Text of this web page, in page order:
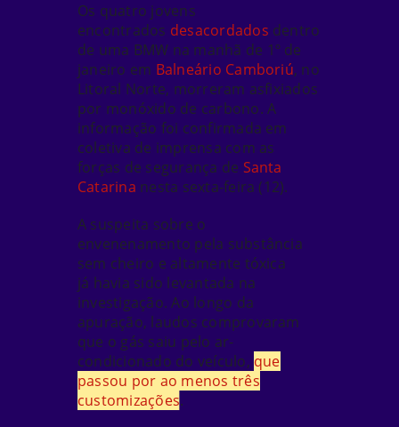
Os quatro jovens
encontrados desacordados dentro
de uma BMW na manhã de 1º de
janeiro em Balneário Camboriú, no
Litoral Norte, morreram asfixiados
por monóxido de carbono. A
informação foi confirmada em
coletiva de imprensa com as
forças de segurança de Santa
Catarina nesta sexta-feira (12).
A suspeita sobre o
envenenamento pela substância
sem cheiro e altamente tóxica
já havia sido levantada na
investigação. Ao longo da
apuração, laudos comprovaram
que o gás saiu pelo ar-
condicionado do veículo, que
passou por ao menos três
customizações.